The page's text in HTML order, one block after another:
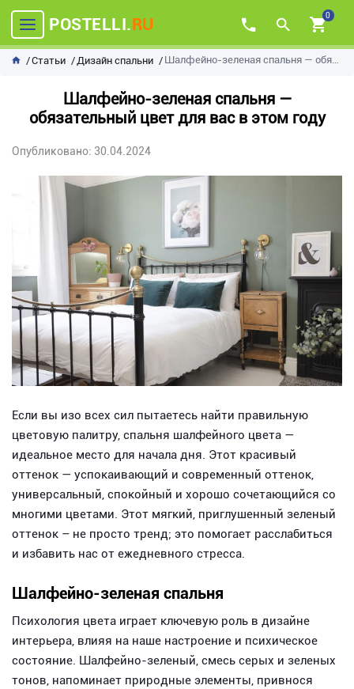
POSTELLI.RU 0
Статьи Дизайн спальни Шалфейно-зеленая спальня — обязательный цвет для вас в этом году
Шалфейно-зеленая спальня —
обязательный цвет для вас в этом году
Опубликовано: 30.04.2024
Если вы изо всех сил пытаетесь найти правильную
цветовую палитру, спальня шалфейного цвета —
идеальное место для начала дня. Этот красивый
оттенок — успокаивающий и современный оттенок,
универсальный, спокойный и хорошо сочетающийся со
многими цветами. Этот мягкий, приглушенный зеленый
оттенок – не просто тренд; это помогает расслабиться
и избавить нас от ежедневного стресса.
Шалфейно-зеленая спальня
Психология цвета играет ключевую роль в дизайне
интерьера, влияя на наше настроение и психическое
состояние. Шалфейно-зеленый, смесь серых и зеленых
тонов, напоминает природные элементы, привнося